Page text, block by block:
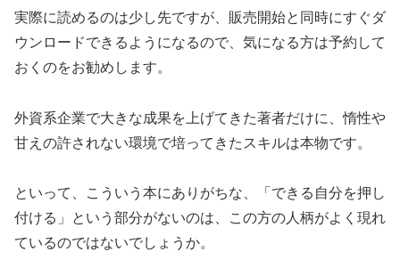
実際に読めるのは少し先ですが、販売開始と同時にすぐダ
ウンロードできるようになるので、気になる方は予約して
おくのをお勧めします。
外資系企業で大きな成果を上げてきた著者だけに、惰性や
甘えの許されない環境で培ってきたスキルは本物です。
といって、こういう本にありがちな、「できる自分を押し
付ける」という部分がないのは、この方の人柄がよく現れ
ているのではないでしょうか。